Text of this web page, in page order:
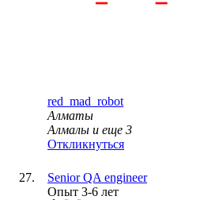
red_mad_robot
Алматы
Алмалы и еще 3
Откликнуться
Senior QA engineer
Опыт 3-6 лет